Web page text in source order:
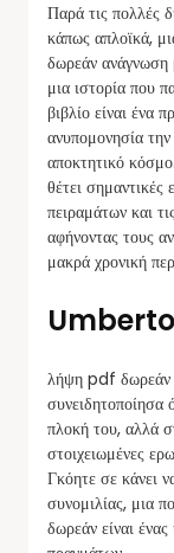
Παρά τις πολλές
κάπως απλοϊκά,
δωρεάν ανάγνωση
μια ιστορία που
βιβλίο είναι ένα
ανυπομονησία
αποκτητικό
θέτει σημαντικές
πειραμάτων και
αφήνοντας τους
μακρά χρονική
Umberto
λήψη pdf δωρεάν
συνειδητοποίησα
πλοκή του, αλλά
στοιχειωμένες
Γκόητε σε κάνει
συνομιλίας, μια
δωρεάν είναι